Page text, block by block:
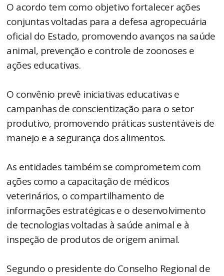
O acordo tem como objetivo fortalecer ações
conjuntas voltadas para a defesa agropecuária
oficial do Estado, promovendo avanços na saúde
animal, prevenção e controle de zoonoses e
ações educativas.
O convênio prevê iniciativas educativas e
campanhas de conscientização para o setor
produtivo, promovendo práticas sustentáveis de
manejo e a segurança dos alimentos.
As entidades também se comprometem com
ações como a capacitação de médicos
veterinários, o compartilhamento de
informações estratégicas e o desenvolvimento
de tecnologias voltadas à saúde animal e à
inspeção de produtos de origem animal.
Segundo o presidente do Conselho Regional de